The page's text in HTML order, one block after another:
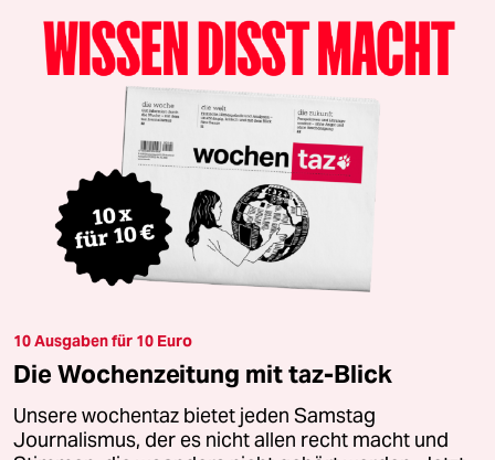
10 Ausgaben für 10 Euro
Die Wochenzeitung mit taz-Blick
Unsere wochentaz bietet jeden Samstag
Journalismus, der es nicht allen recht macht und